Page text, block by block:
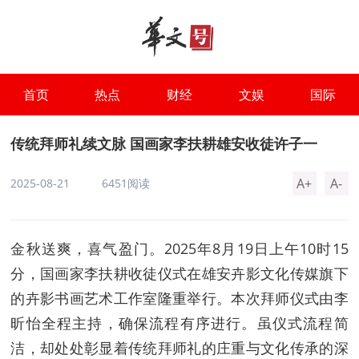
首页 热点 财经 文娱 国际
传统拜师礼续文脉 国画家李扶耕雄安收徒许子一
2025-08-21 6451阅读 A+ A-
金秋送爽，喜气盈门。2025年8月19日上午10时15
分，国画家李扶耕收徒仪式在雄安卉影文化传媒旗下
的卉影书画艺术工作室隆重举行。本次拜师仪式由李
昕怡全程主持，确保流程有序进行。虽仪式流程简
洁，却处处彰显着传统拜师礼的庄重与文化传承的深